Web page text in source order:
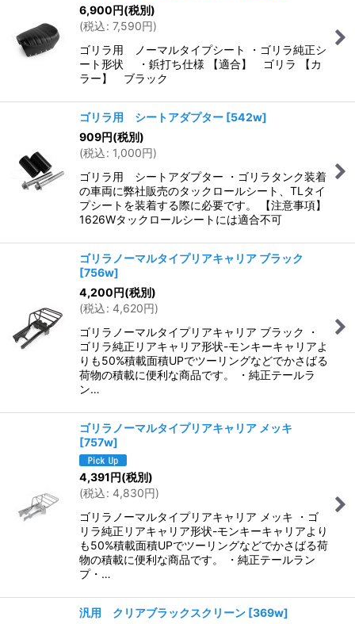
6,900円(税別)
(税込: 7,590円)
ゴリラ用 ノーマルタイプシート ・ゴリラ純正シ
ート形状 ・鋲打ち仕様 【適合】 ゴリラ 【カ
ラー】 ブラック
ゴリラ用 シートアダプター [542w]
909円(税別)
(税込: 1,000円)
ゴリラ用 シートアダプター ・ゴリラタンク装着
の車両に弊社販売のタックロールシート、TLタイ
プシートを装着する際に必要です。 【注意事項】
1626Wタックロールシートには適合不可
ゴリラノーマルタイプリアキャリア ブラック
[756w]
4,200円(税別)
(税込: 4,620円)
ゴリラノーマルタイプリアキャリア ブラック ・
ゴリラ純正リアキャリア形状-モンキーキャリアよ
りも50%積載面積UPでツーリングなどでかさばる
荷物の積載に便利な商品です。 ・純正テールラ
ン…
ゴリラノーマルタイプリアキャリア メッキ
[757w]
4,391円(税別)
(税込: 4,830円)
ゴリラノーマルタイプリアキャリア メッキ ・ゴ
リラ純正リアキャリア形状-モンキーキャリアより
も50%積載面積UPでツーリングなどでかさばる荷
物の積載に便利な商品です。 ・純正テールラン
プ・…
汎用 クリアブラックスクリーン [369w]